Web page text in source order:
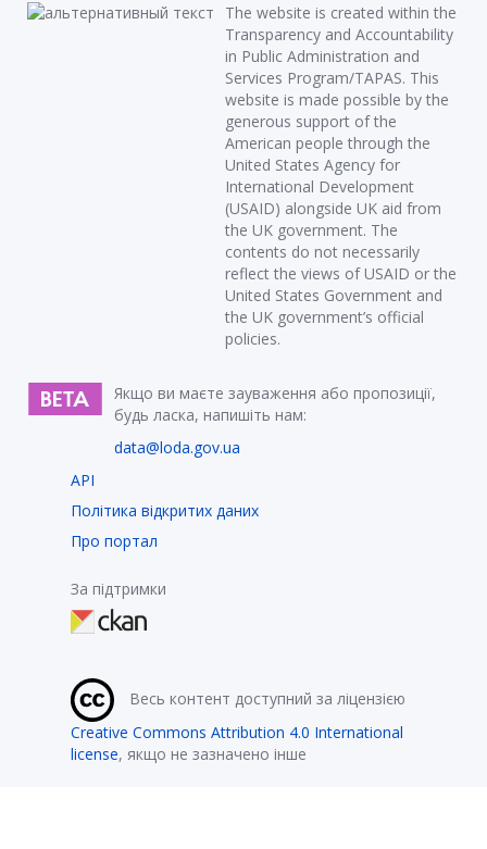
The website is created within the
Transparency and Accountability
in Public Administration and
Services Program/TAPAS. This
website is made possible by the
generous support of the
American people through the
United States Agency for
International Development
(USAID) alongside UK aid from
the UK government. The
contents do not necessarily
reflect the views of USAID or the
United States Government and
the UK government’s official
policies.
Якщо ви маєте зауваження або пропозиції,
будь ласка, напишіть нам:
data@loda.gov.ua
API
Політика відкритих даних
Про портал
За підтримки
Весь контент доступний за ліцензією
Creative Commons Attribution 4.0 International
license, якщо не зазначено інше